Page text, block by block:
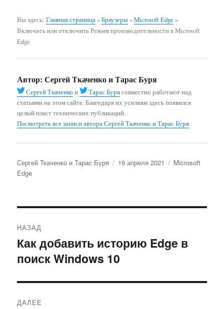
Вы здесь:Главная страница»Браузеры»Microsoft Edge »
Включить или отключить Режим производительности в Microsoft
Edge
Автор: Сергей Ткаченко и Тарас Буря
Сергей Ткаченко и Тарас Бурясовместно работают над
статьями на этом сайте. Благодаря их усилиям здесь появился
целый пласт технических публикаций.
Посмотреть все записи автора Сергей Ткаченко и Тарас Буря
Автор
Сергей Ткаченко и Тарас Буря Опубликовано
19 апреля 2021 Рубрики
Microsoft
Edge
по
записям
НАЗАД
Предыдущая
запись:
Как добавить историю Edge в
поиск Windows 10
ДАЛЕЕ